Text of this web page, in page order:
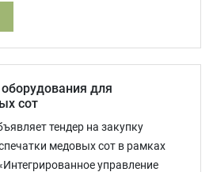
для
сот
тендер на закупку
медовых сот в рамках
управление